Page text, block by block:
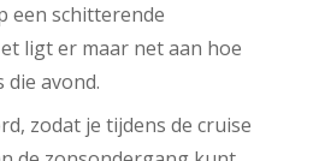
een schitterende
ligt er maar net aan hoe
die avond.
zodat je tijdens de cruise